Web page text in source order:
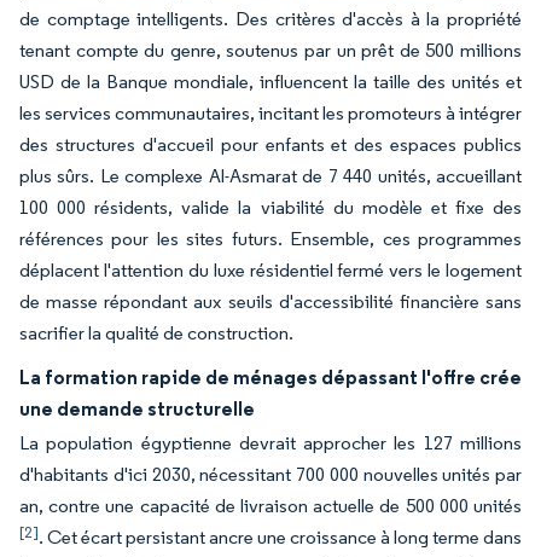
de comptage intelligents. Des critères d'accès à la propriété
tenant compte du genre, soutenus par un prêt de 500 millions
USD de la Banque mondiale, influencent la taille des unités et
les services communautaires, incitant les promoteurs à intégrer
des structures d'accueil pour enfants et des espaces publics
plus sûrs. Le complexe Al-Asmarat de 7 440 unités, accueillant
100 000 résidents, valide la viabilité du modèle et fixe des
références pour les sites futurs. Ensemble, ces programmes
déplacent l'attention du luxe résidentiel fermé vers le logement
de masse répondant aux seuils d'accessibilité financière sans
sacrifier la qualité de construction.
La formation rapide de ménages dépassant l'offre crée
une demande structurelle
La population égyptienne devrait approcher les 127 millions
d'habitants d'ici 2030, nécessitant 700 000 nouvelles unités par
an, contre une capacité de livraison actuelle de 500 000 unités
[2]. Cet écart persistant ancre une croissance à long terme dans